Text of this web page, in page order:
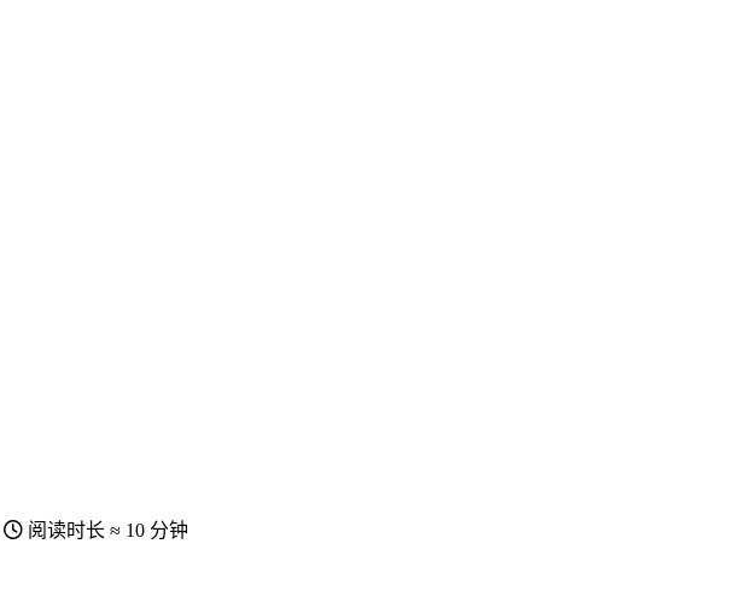
阅读时长 ≈ 10 分钟